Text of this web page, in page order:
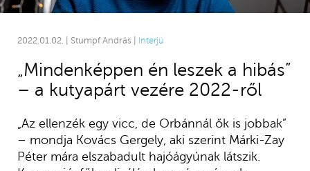
2022.01.02. | Stumpf András | Interjú
„Mindenképpen én leszek a hibás”
– a kutyapárt vezére 2022-ről
„Az ellenzék egy vicc, de Orbánnál ők is jobbak”
– mondja Kovács Gergely, aki szerint Márki-Zay
Péter mára elszabadult hajóágyúnak látszik.